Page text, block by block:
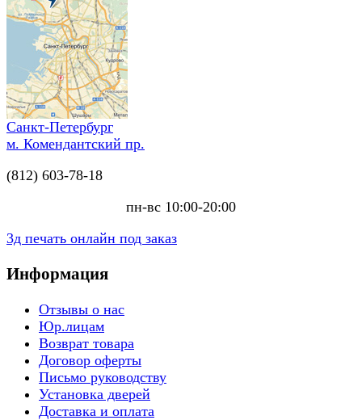
Санкт-Петербург
м. Комендантский пр.
(812) 603-78-18
пн-вс 10:00-20:00
3д печать онлайн под заказ
Информация
Отзывы о нас
Юр.лицам
Возврат товара
Договор оферты
Письмо руководству
Установка дверей
Доставка и оплата